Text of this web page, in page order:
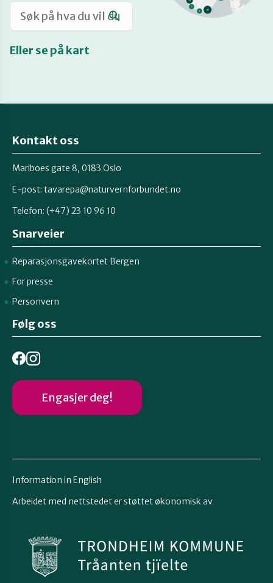
Eller se på kart
Kontakt oss
Mariboes gate 8, 0183 Oslo
E-post: tavarepa@naturvernforbundet.no
Telefon: (+47) 23 10 96 10
Snarveier
Reparasjonsgavekortet Bergen
For presse
Personvern
Følg oss
Engasjer deg!
Information in English
Arbeidet med nettstedet er støttet økonomisk av